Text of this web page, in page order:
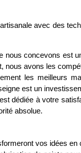
avec des
nous concevons est
nous avons les
les meilleurs
est un
dédiée à votre
absolue.
vos idées